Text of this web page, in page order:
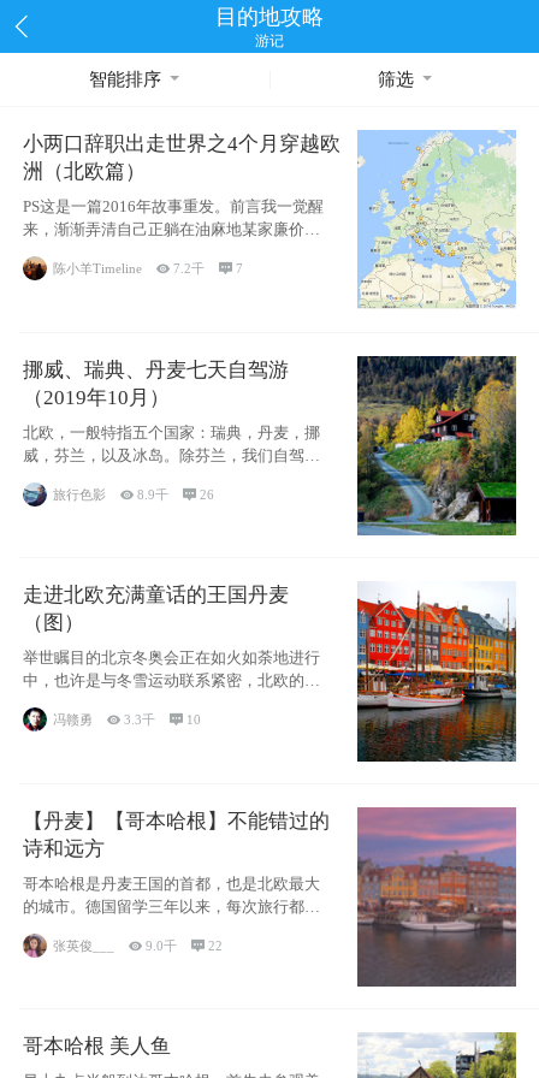
目的地攻略
游记
智能排序 筛选
小两口辞职出走世界之4个月穿越欧
洲（北欧篇）
PS这是一篇2016年故事重发。前言我一觉醒
来，渐渐弄清自己正躺在油麻地某家廉价宾
馆
陈小羊Timeline 7.2千 7
挪威、瑞典、丹麦七天自驾游
（2019年10月）
北欧，一般特指五个国家：瑞典，丹麦，挪
威，芬兰，以及冰岛。除芬兰，我们自驾游
旅行色影 8.9千 26
走进北欧充满童话的王国丹麦
（图）
举世瞩目的北京冬奥会正在如火如荼地进行
中，也许是与冬雪运动联系紧密，北欧的一
些国家因
冯赣勇 3.3千  10
【丹麦】【哥本哈根】不能错过的
诗和远方
哥本哈根是丹麦王国的首都，也是北欧最大
的城市。德国留学三年以来，每次旅行都是
张英俊___ 9.0千 22
哥本哈根 美人鱼